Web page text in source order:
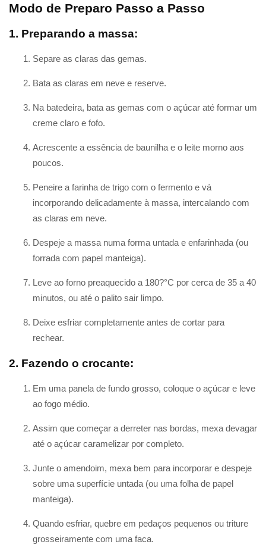
Modo de Preparo Passo a Passo
1. Preparando a massa:
Separe as claras das gemas.
Bata as claras em neve e reserve.
Na batedeira, bata as gemas com o açúcar até formar um
creme claro e fofo.
Acrescente a essência de baunilha e o leite morno aos
poucos.
Peneire a farinha de trigo com o fermento e vá
incorporando delicadamente à massa, intercalando com
as claras em neve.
Despeje a massa numa forma untada e enfarinhada (ou
forrada com papel manteiga).
Leve ao forno preaquecido a 180?°C por cerca de 35 a 40
minutos, ou até o palito sair limpo.
Deixe esfriar completamente antes de cortar para
rechear.
2. Fazendo o crocante:
Em uma panela de fundo grosso, coloque o açúcar e leve
ao fogo médio.
Assim que começar a derreter nas bordas, mexa devagar
até o açúcar caramelizar por completo.
Junte o amendoim, mexa bem para incorporar e despeje
sobre uma superfície untada (ou uma folha de papel
manteiga).
Quando esfriar, quebre em pedaços pequenos ou triture
grosseiramente com uma faca.